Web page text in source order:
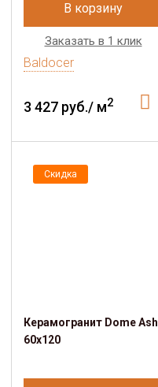
В корзину
Заказать в 1 клик
Baldocer
3 427 руб./ м2
Скидка
Керамогранит Dome Ash
60x120